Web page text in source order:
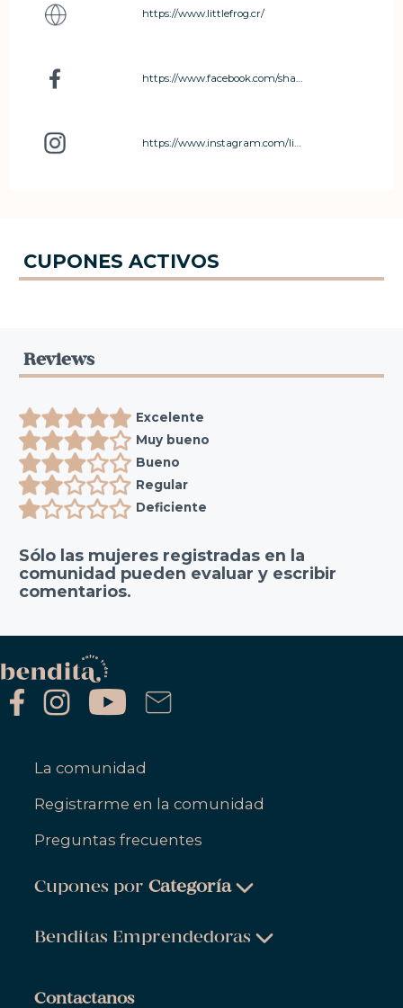
https://www.littlefrog.cr/
https://www.facebook.com/share/1GdZgXY4CX/?mibextid=wwXIfr
Reviews
Excelente
Muy bueno
Bueno
Regular
Deficiente
Sólo las mujeres registradas en la
comunidad pueden evaluar y escribir
comentarios.
CUPONES ACTIVOS
La comunidad
Registrarme en la comunidad
Preguntas frecuentes
Cupones porCategoría
Belleza & Cuidado Personal
Salud & Bienestar
Benditas Emprendedoras
Contactanos